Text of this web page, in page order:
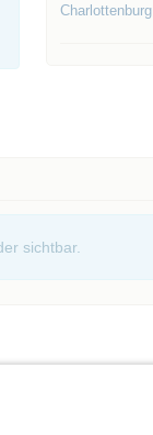
Charlottenburg
sichtbar.